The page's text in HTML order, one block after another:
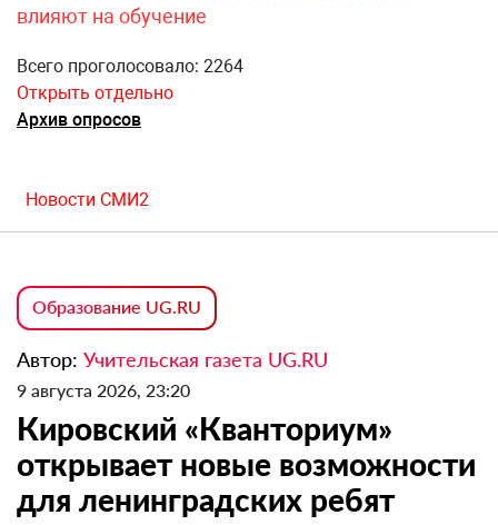
влияют на обучение
Всего проголосовало: 2264
Открыть отдельно
Архив опросов
Новости СМИ2
Образование UG.RU
Автор: Учительская газета UG.RU
9 августа 2026, 23:20
Кировский «Кванториум»
открывает новые возможности
для ленинградских ребят